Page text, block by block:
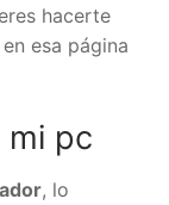
hacerte
esa página
mi pc
, lo